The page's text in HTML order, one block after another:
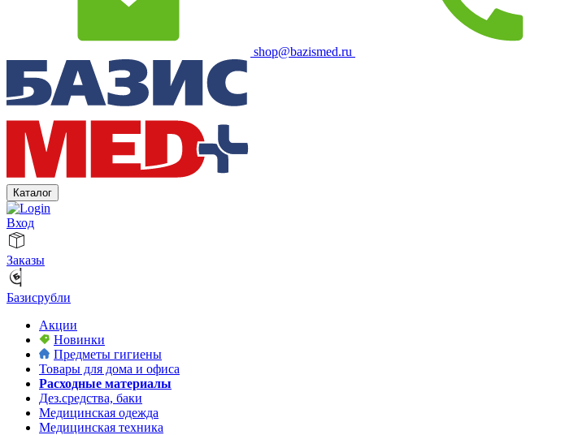
shop@bazismed.ru
Каталог
Вход
Заказы
Базисрубли
Акции
Новинки
Предметы гигиены
Товары для дома и офиса
Расходные материалы
Дез.средства, баки
Медицинская одежда
Медицинская техника